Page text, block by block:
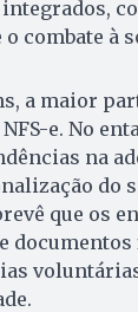
combate à
a maior
e. No
na
do
que os